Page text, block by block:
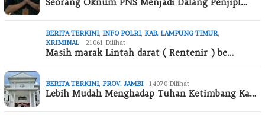
BERITA TERKINI, INFO POLRI, KAB. LAMPUNG TIMUR
KRIMINAL
21061 Dilihat
Masih marak Lintah darat ( Rentenir ) be…
BERITA TERKINI, PROV. JAMBI 14070 Dilihat
Lebih Mudah Menghadap Tuhan Ketimbang Ka…